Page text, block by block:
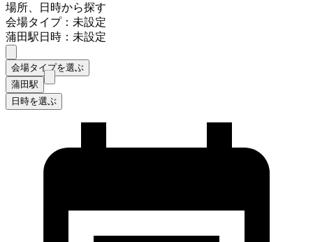
場所、日時から探す
会場タイプ：未設定
蒲田駅日時：未設定
会場タイプを選ぶ
蒲田駅
日時を選ぶ